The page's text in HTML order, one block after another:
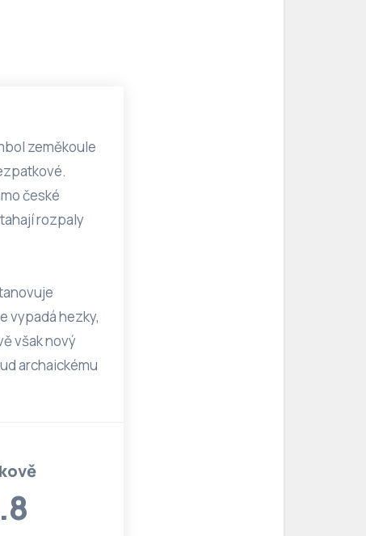
zeměkoule
české
rozpaly
vypadá hezky,
však nový
archaickému